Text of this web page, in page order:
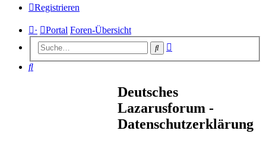
Registrieren
· Portal Foren-Übersicht
Suche
Suche
Deutsches
Lazarusforum -
Datenschutzerklärung